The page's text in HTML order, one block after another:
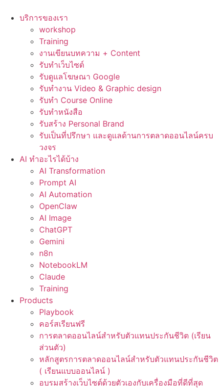
บริการของเรา
workshop
Training
งานเขียนบทความ + Content
รับทำเว็บไซต์
รับดูแลโฆษณา Google
รับทำงาน Video & Graphic design
รับทำ Course Online
รับทำหนังสือ
รับสร้าง Personal Brand
รับเป็นที่ปรึกษา และดูแลด้านการตลาดออนไลน์ครบ
วงจร
AI ทำอะไรได้บ้าง
AI Transformation
Prompt AI
AI Automation
OpenClaw
AI Image
ChatGPT
Gemini
n8n
NotebookLM
Claude
Training
Products
Playbook
คอร์สเรียนฟรี
การตลาดออนไลน์สำหรับตัวแทนประกันชีวิต (เรียน
ส่วนตัว)
หลักสูตรการตลาดออนไลน์สำหรับตัวแทนประกันชีวิต
( เรียนแบบออนไลน์ )
อบรมสร้างเว็บไซต์ด้วยตัวเองกับเครื่องมือที่ดีที่สุด